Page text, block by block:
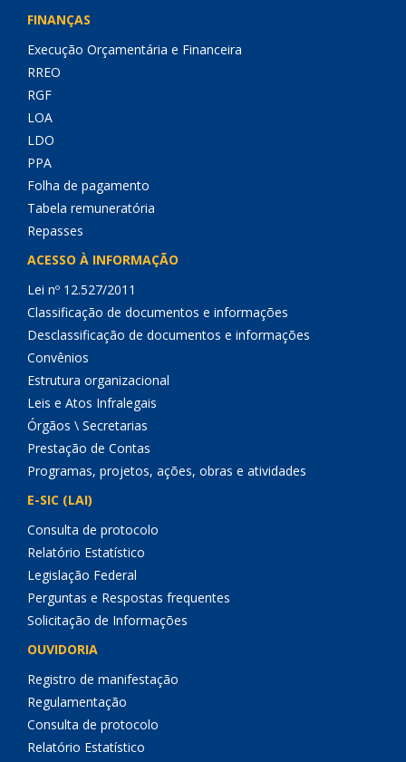
FINANÇAS
Execução Orçamentária e Financeira
RREO
RGF
LOA
LDO
PPA
Folha de pagamento
Tabela remuneratória
Repasses
ACESSO À INFORMAÇÃO
Lei nº 12.527/2011
Classificação de documentos e informações
Desclassificação de documentos e informações
Convênios
Estrutura organizacional
Leis e Atos Infralegais
Órgãos \ Secretarias
Prestação de Contas
Programas, projetos, ações, obras e atividades
E-SIC (LAI)
Consulta de protocolo
Relatório Estatístico
Legislação Federal
Perguntas e Respostas frequentes
Solicitação de Informações
OUVIDORIA
Registro de manifestação
Regulamentação
Consulta de protocolo
Relatório Estatístico